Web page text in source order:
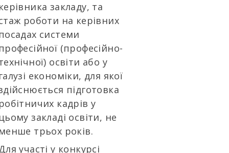
закладу, та
роботи на керівних
системи
(професійно-
освіти або у
економіки, для якої
підготовка
кадрів у
закладі освіти, не
трьох років.
участі у конкурсі